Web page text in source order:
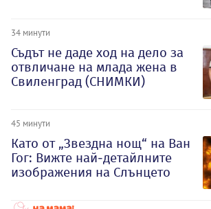
34 минути
Съдът не даде ход на дело за
отвличане на млада жена в
Свиленград (СНИМКИ)
45 минути
Като от „Звездна нощ“ на Ван
Гог: Вижте най-детайлните
изображения на Слънцето